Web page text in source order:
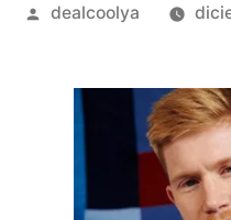
Publicado
dealcoolya